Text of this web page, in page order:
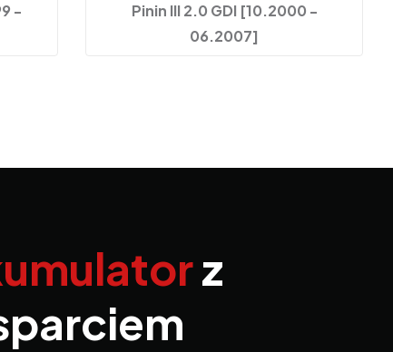
-
Pinin III 2.0 GDI [10.2000 -
06.2007]
z